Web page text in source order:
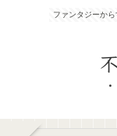
ファンタジーか